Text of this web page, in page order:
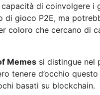
capacità di coinvolgere i
gioco P2E, ma
coloro che cercano di
Memes si distingue nel
tenere d’occhio
basati su blockchain.